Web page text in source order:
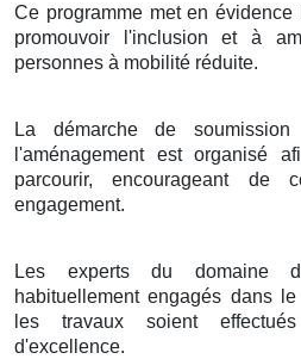
Ce programme met en
promouvoir l'inclusion et à
personnes à mobilité réduite.
La démarche de
l'aménagement est organisé
parcourir, encourageant
engagement.
Les experts du domaine
habituellement engagés dans
les travaux soient
d'excellence.